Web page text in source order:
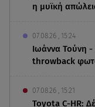
η μυϊκή
07.08.26 , 15:24
Ιωάννα Τούνη
throwback
07.08.26 , 15:21
Toyota C-HR: